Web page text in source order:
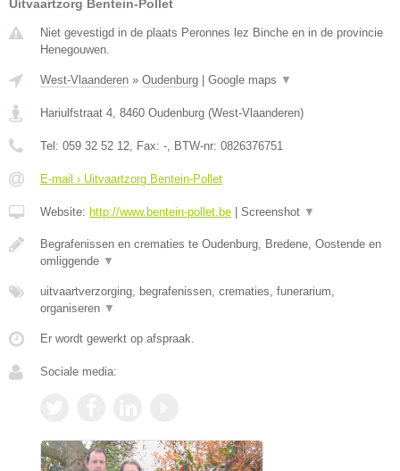
Uitvaartzorg Bentein-Pollet
Niet gevestigd in de plaats Peronnes lez Binche en in de provincie
Henegouwen.
West-Vlaanderen » Oudenburg | Google maps ▼
Hariulfstraat 4 8460 Oudenburg (West-Vlaanderen)
Tel: 059 32 52 12 , Fax: - , BTW-nr: 0826376751
E-mail › Uitvaartzorg Bentein-Pollet
Website: http://www.bentein-pollet.be | Screenshot ▼
Begrafenissen en crematies te Oudenburg, Bredene, Oostende en
omliggende ▼
uitvaartverzorging, begrafenissen, crematies, funerarium,
organiseren ▼
Er wordt gewerkt op afspraak.
Sociale media: